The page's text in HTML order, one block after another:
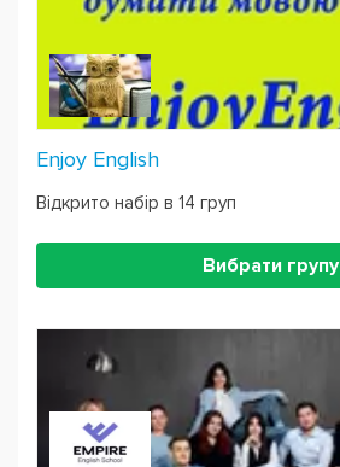
Enjoy English
Відкрито набір в 14 груп
Вибрати групу